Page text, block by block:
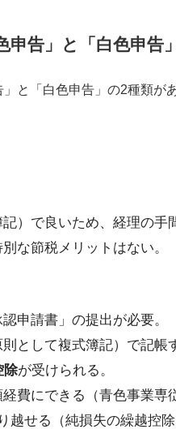
申告」と「白色申告
と「白色申告」の2種類が
）で良いため、経理の手
な節税メリットはない。
申請書」の提出が必要。
として複式簿記）で記帳
除が受けられる。
費にできる（青色事業専
越せる（純損失の繰越控除